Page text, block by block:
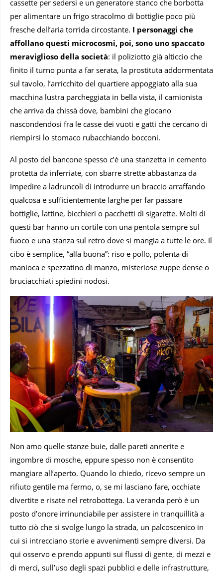
cassette per sedersi e un generatore stanco che borbotta
per alimentare un frigo stracolmo di bottiglie poco più
fresche dell’aria torrida circostante. I personaggi che
affollano questi microcosmi, poi, sono uno spaccato
meraviglioso della società: il poliziotto già alticcio che
finito il turno punta a far serata, la prostituta addormentata
sul tavolo, l’arricchito del quartiere appoggiato alla sua
macchina lustra parcheggiata in bella vista, il camionista
che arriva da chissà dove, bambini che giocano
nascondendosi fra le casse dei vuoti e gatti che cercano di
riempirsi lo stomaco rubacchiando bocconi.
Al posto del bancone spesso c’è una stanzetta in cemento
protetta da inferriate, con sbarre strette abbastanza da
impedire a ladruncoli di introdurre un braccio arraffando
qualcosa e sufficientemente larghe per far passare
bottiglie, lattine, bicchieri o pacchetti di sigarette. Molti di
questi bar hanno un cortile con una pentola sempre sul
fuoco e una stanza sul retro dove si mangia a tutte le ore. Il
cibo è semplice, “alla buona”: riso e pollo, polenta di
manioca e spezzatino di manzo, misteriose zuppe dense o
bruciacchiati spiedini nodosi.
Non amo quelle stanze buie, dalle pareti annerite e
ingombre di mosche, eppure spesso non è consentito
mangiare all’aperto. Quando lo chiedo, ricevo sempre un
rifiuto gentile ma fermo, o, se mi lasciano fare, occhiate
divertite e risate nel retrobottega. La veranda però è un
posto d’onore irrinunciabile per assistere in tranquillità a
tutto ciò che si svolge lungo la strada, un palcoscenico in
cui si intrecciano storie e avvenimenti sempre diversi. Da
qui osservo e prendo appunti sui flussi di gente, di mezzi e
di merci, sull’uso degli spazi pubblici e delle infrastrutture,